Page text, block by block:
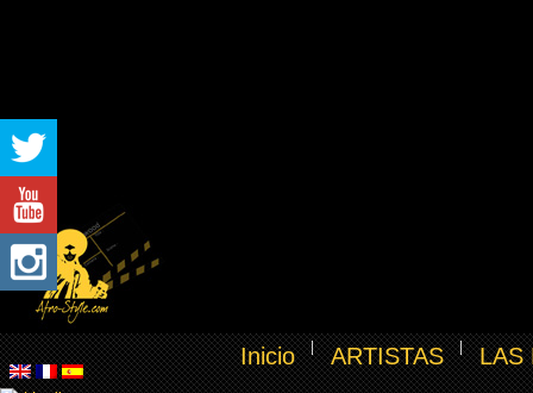
Inicio ARTISTAS LAS